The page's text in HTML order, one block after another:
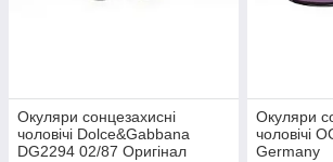
Окуляри сонцезахисні
чоловічі Dolce&Gabbana
DG2294 02/87 Оригінал
Окуляри
чоловічі
Germany